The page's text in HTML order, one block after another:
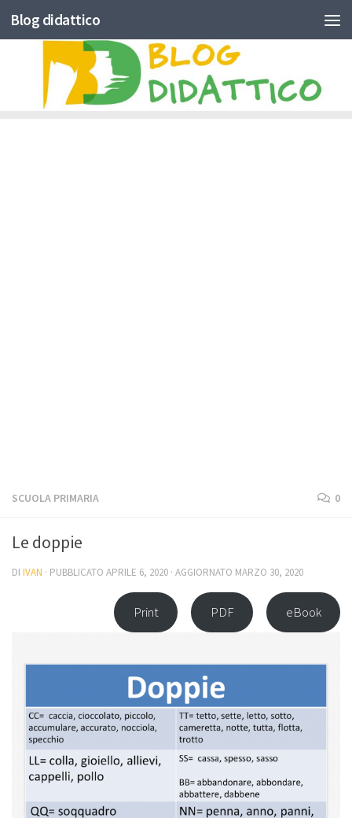
Skip to content
Blog didattico
SCUOLA PRIMARIA 0
Le doppie
DI IVAN · PUBBLICATO APRILE 6, 2020 · AGGIORNATO MARZO 30, 2020
Print PDF eBook